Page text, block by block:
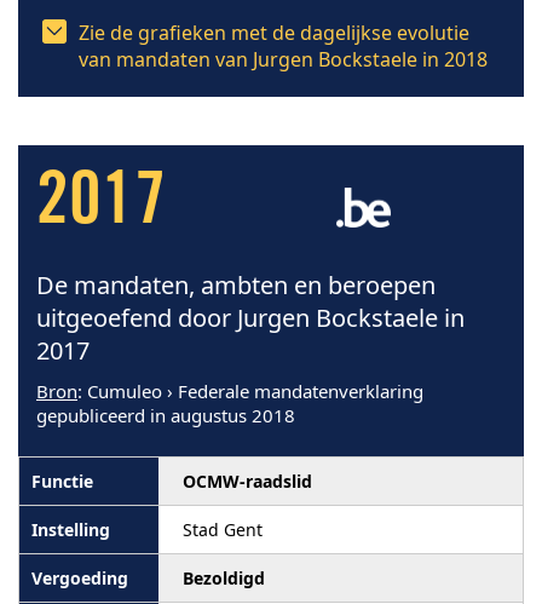
Zie de grafieken met de dagelijkse evolutie
van mandaten van Jurgen Bockstaele in 2018
2017
De mandaten, ambten en beroepen
uitgeoefend door Jurgen Bockstaele in
2017
Bron: Cumuleo › Federale mandatenverklaring
gepubliceerd in augustus 2018
OCMW-raadslid
Stad Gent
Bezoldigd